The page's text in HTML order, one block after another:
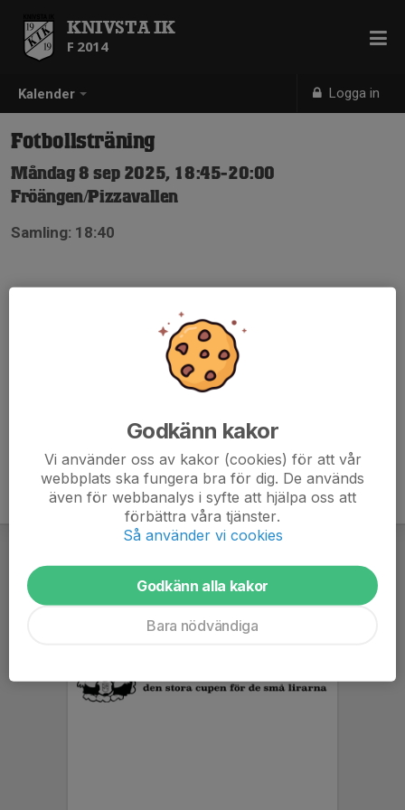
Kalender Logga in
KNIVSTA IK
F 2014
Fotbollsträning
Måndag 8 sep 2025, 18:45-20:00
Fröängen/Pizzavallen
Samling: 18:40
Godkänn kakor
Vi använder oss av kakor (cookies) för att vår
webbplats ska fungera bra för dig. De används
även för webbanalys i syfte att hjälpa oss att
förbättra våra tjänster.
Så använder vi cookies
Godkänn alla kakor
Bara nödvändiga